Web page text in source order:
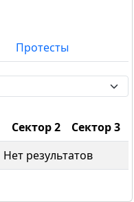
Протесты
Сектор 2 Сектор 3
Нет результатов